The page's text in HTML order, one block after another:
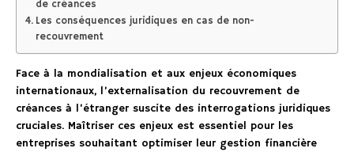
de créances
Les conséquences juridiques en cas de non-
recouvrement
Face à la mondialisation et aux enjeux économiques
internationaux, l’externalisation du recouvrement de
créances à l’étranger suscite des interrogations juridiques
cruciales. Maîtriser ces enjeux est essentiel pour les
entreprises souhaitant optimiser leur gestion financière